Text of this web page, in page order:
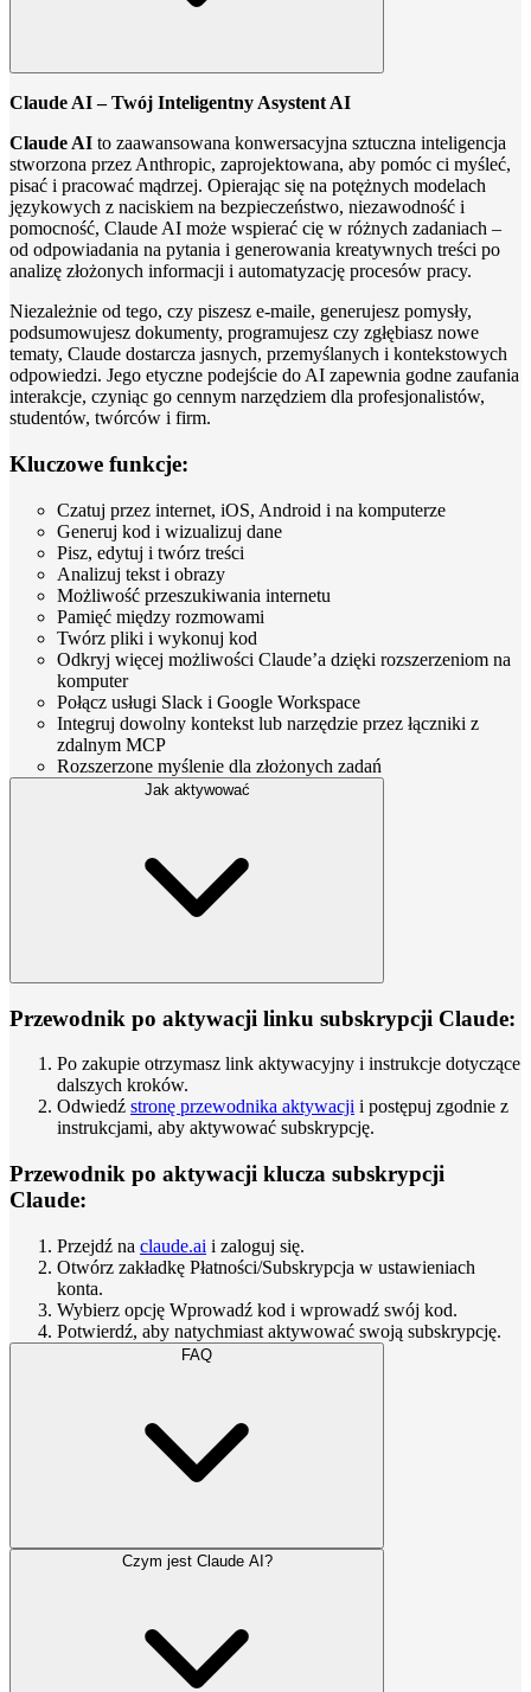
Claude AI – Twój Inteligentny Asystent AI
Claude AI to zaawansowana konwersacyjna sztuczna inteligencja
stworzona przez Anthropic, zaprojektowana, aby pomóc ci myśleć,
pisać i pracować mądrzej. Opierając się na potężnych modelach
językowych z naciskiem na bezpieczeństwo, niezawodność i
pomocność, Claude AI może wspierać cię w różnych zadaniach –
od odpowiadania na pytania i generowania kreatywnych treści po
analizę złożonych informacji i automatyzację procesów pracy.
Niezależnie od tego, czy piszesz e-maile, generujesz pomysły,
podsumowujesz dokumenty, programujesz czy zgłębiasz nowe
tematy, Claude dostarcza jasnych, przemyślanych i kontekstowych
odpowiedzi. Jego etyczne podejście do AI zapewnia godne zaufania
interakcje, czyniąc go cennym narzędziem dla profesjonalistów,
studentów, twórców i firm.
Kluczowe funkcje:
Czatuj przez internet, iOS, Android i na komputerze
Generuj kod i wizualizuj dane
Pisz, edytuj i twórz treści
Analizuj tekst i obrazy
Możliwość przeszukiwania internetu
Pamięć między rozmowami
Twórz pliki i wykonuj kod
Odkryj więcej możliwości Claude’a dzięki rozszerzeniom na
komputer
Połącz usługi Slack i Google Workspace
Integruj dowolny kontekst lub narzędzie przez łączniki z
zdalnym MCP
Rozszerzone myślenie dla złożonych zadań
Jak aktywować
Przewodnik po aktywacji linku subskrypcji Claude:
Po zakupie otrzymasz link aktywacyjny i instrukcje dotyczące
dalszych kroków.
Odwiedź stronę przewodnika aktywacji i postępuj zgodnie z
instrukcjami, aby aktywować subskrypcję.
Przewodnik po aktywacji klucza subskrypcji
Claude:
Przejdź na claude.ai i zaloguj się.
Otwórz zakładkę Płatności/Subskrypcja w ustawieniach
konta.
Wybierz opcję Wprowadź kod i wprowadź swój kod.
Potwierdź, aby natychmiast aktywować swoją subskrypcję.
FAQ
Czym jest Claude AI?